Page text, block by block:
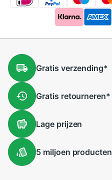
Gratis verzending*
Gratis retourneren*
Lageprijzen
5 miljoen producten